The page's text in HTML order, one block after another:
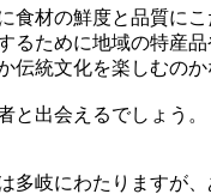
食材の鮮度と品質に
るために地域の特産
統文化を楽しむの
と出会えるでしょう。
岐にわたりますが